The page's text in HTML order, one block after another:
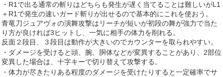
・R1で出る通常の斬りはどちらも発生が遅く当てることは難しいがL1
＋R1で発生の速いガード斬りが出せるので基本的にこれを使おう。
青竜刀ジュアヴォの演舞攻撃はリーチが短いが初段の舞が強力で当た
り方が良ければ3ヒットし、一気に相手の体力を削れる。
反面２段目、３段目は動作が大きいのでカウンターを取られやすい。
・ダメージを受けると頭、腕、胴体などが変異することがあり、2部位
変異した場合は、十字キーで切り替えて攻撃する。
・体力が尽きたりある程度のダメージを受けたりすると一定確率でサ